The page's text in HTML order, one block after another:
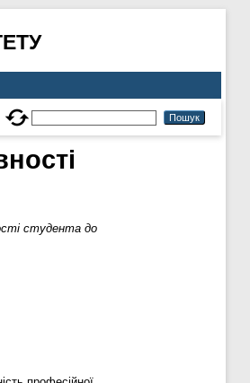
студента до